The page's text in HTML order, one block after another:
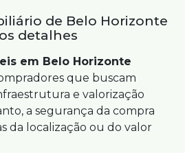
de Belo Horizonte
detalhes
em Belo Horizonte
que buscam
e valorização
a segurança da compra
da localização ou do valor